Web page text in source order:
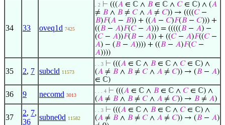
34 33 oveq1d 7425
. 2 ⊢ (((𝐴 ∈ ℂ ∧ 𝐵 ∈ ℂ ∧ 𝐶∈ ℂ) ∧ (𝐴
≠ 𝐵 ∧ 𝐵 ≠ 𝐶∧ 𝐴 ≠ 𝐶)) → ((((𝐶−
𝐵)𝐹(𝐴 − 𝐵)) + ((𝐴 − 𝐶)𝐹(𝐵 − 𝐶))) +
((𝐵 − 𝐴)𝐹(𝐶− 𝐴))) = (((((𝐵 − 𝐴) −
(𝐶− 𝐴))𝐹(𝐵 − 𝐴)) + ((𝐶− 𝐴)𝐹((𝐶−
𝐴) − (𝐵 − 𝐴)))) + ((𝐵 − 𝐴)𝐹(𝐶−
𝐴))))
35 2, 7 subcld 11573
. . 3 ⊢ (((𝐴 ∈ ℂ ∧ 𝐵 ∈ ℂ ∧ 𝐶∈ ℂ) ∧
(𝐴 ≠ 𝐵 ∧ 𝐵 ≠ 𝐶∧ 𝐴 ≠ 𝐶)) → (𝐵 − 𝐴)
∈ ℂ)
36 9 necomd 3013
. . . 4 ⊢ (((𝐴 ∈ ℂ ∧ 𝐵 ∈ ℂ ∧ 𝐶∈ ℂ) ∧
(𝐴 ≠ 𝐵 ∧ 𝐵 ≠ 𝐶∧ 𝐴 ≠ 𝐶)) → 𝐵 ≠ 𝐴)
37
2, 7,
36
subne0d 11582
. . 3 ⊢ (((𝐴 ∈ ℂ ∧ 𝐵 ∈ ℂ ∧ 𝐶∈ ℂ) ∧
(𝐴 ≠ 𝐵 ∧ 𝐵 ≠ 𝐶∧ 𝐴 ≠ 𝐶)) → (𝐵 − 𝐴)